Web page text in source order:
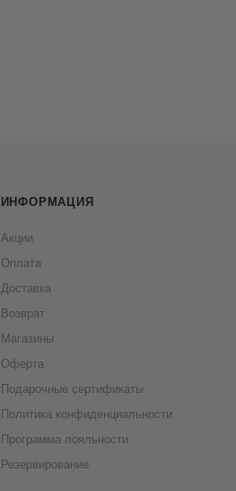
ИНФОРМАЦИЯ
Акции
Оплата
Доставка
Возврат
Магазины
Оферта
Подарочные сертификаты
Политика конфиденциальности
Программа лояльности
Резервирование